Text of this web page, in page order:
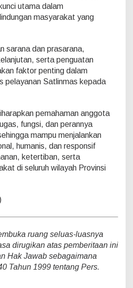
utama dalam
masyarakat yang
sarana dan prasarana,
serta penguatan
faktor penting dalam
pelayanan Satlinmas kepada
pemahaman anggota
fungsi, dan perannya
mampu menjalankan
humanis, dan responsif
ketertiban, serta
di seluruh wilayah Provinsi
ruang seluas-luasnya
dirugikan atas pemberitaan ini
Hak Jawab sebagaimana
Tahun 1999 tentang Pers.